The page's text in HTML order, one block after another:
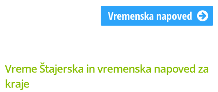
Vremenska napoved
Vreme Štajerska in vremenska napoved za
kraje